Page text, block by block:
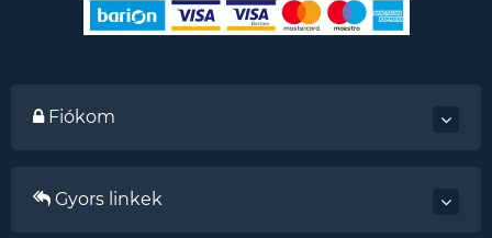
Fiókom
Gyors linkek